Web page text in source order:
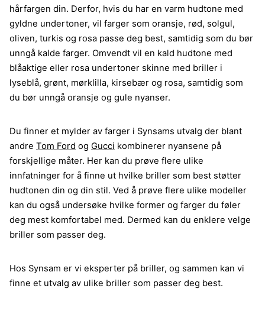
hårfargen din. Derfor, hvis du har en varm hudtone med
gyldne undertoner, vil farger som oransje, rød, solgul,
oliven, turkis og rosa passe deg best, samtidig som du bør
unngå kalde farger. Omvendt vil en kald hudtone med
blåaktige eller rosa undertoner skinne med briller i
lyseblå, grønt, mørklilla, kirsebær og rosa, samtidig som
du bør unngå oransje og gule nyanser.
Du finner et mylder av farger i Synsams utvalg der blant
andre Tom Ford og Gucci kombinerer nyansene på
forskjellige måter. Her kan du prøve flere ulike
innfatninger for å finne ut hvilke briller som best støtter
hudtonen din og din stil. Ved å prøve flere ulike modeller
kan du også undersøke hvilke former og farger du føler
deg mest komfortabel med. Dermed kan du enklere velge
briller som passer deg.
Hos Synsam er vi eksperter på briller, og sammen kan vi
finne et utvalg av ulike briller som passer deg best.